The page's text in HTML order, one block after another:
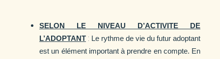
SELON LE NIVEAU D’ACTIVITE DE
L’ADOPTANT : Le rythme de vie du futur adoptant
est un élément important à prendre en compte. En